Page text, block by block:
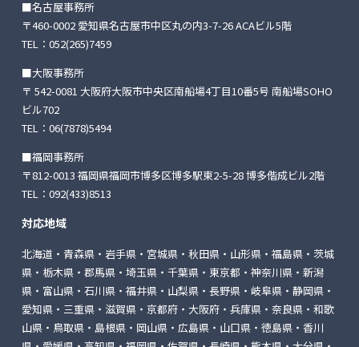
■名古屋事務所
〒460-0002 愛知県名古屋市中区丸の内3-7-26ACAビル5階
TEL： 052(265)7459
■大阪事務所
〒 542-0081 大阪府大阪市中央区南船場4丁目10番5号 南船場SOHO
ビル702
TEL： 06(7878)5494
■福岡事務所
〒812-0013 福岡県福岡市博多区博多駅東2-5-28博多偕成ビル2階
TEL： 092(433)8513
対応地域
北海道・青森県・岩手県・宮城県・秋田県・山形県・福島県・茨城
県・栃木県・郡馬県・埼玉県・千葉県・東京都・神奈川県・新潟
県・富山県・石川県・福井県・山梨県・長野県・岐阜県・静岡県・
愛知県・三重県・滋賀県・京都府・大阪府・兵庫県・奈良県・和歌
山県・鳥取県・島根県・岡山県・広島県・山口県・徳島県・香川